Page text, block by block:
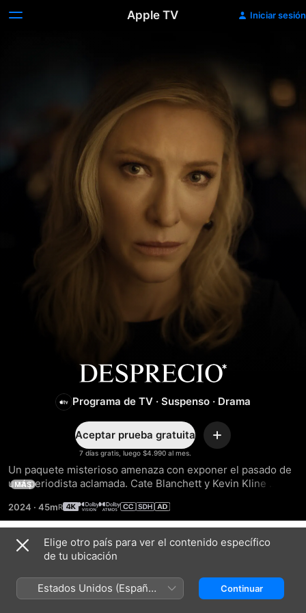
Apple TV Iniciar sesión
Desprecio
Programa de TV · Suspenso · Drama
7 días gratis, luego $4.990 al mes.
Aceptar prueba gratuita Agregar
Un paquete misterioso amenaza con exponer el pasado de
una periodista aclamada. Cate Blanchett y Kevin Kline
Cuarón.
MÁS
2024 · 45m
Temporada 1
Elige otro país para ver el contenido específico
de tu ubicación
Estados Unidos (Español
México)
Continuar